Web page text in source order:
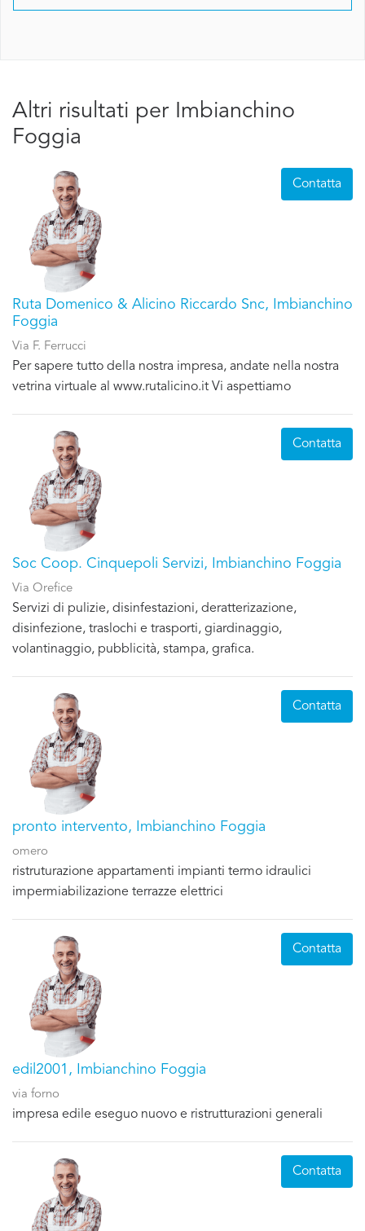
Altri risultati per Imbianchino
Foggia
Ruta Domenico & Alicino Riccardo Snc, Imbianchino
Foggia
Via F. Ferrucci
Per sapere tutto della nostra impresa, andate nella nostra
vetrina virtuale al www.rutalicino.it Vi aspettiamo
Contatta
Soc Coop. Cinquepoli Servizi, Imbianchino Foggia
Via Orefice
Servizi di pulizie, disinfestazioni, deratterizazione,
disinfezione, traslochi e trasporti, giardinaggio,
volantinaggio, pubblicità, stampa, grafica.
Contatta
pronto intervento, Imbianchino Foggia
omero
ristruturazione appartamenti impianti termo idraulici
impermiabilizazione terrazze elettrici
Contatta
edil2001, Imbianchino Foggia
via forno
impresa edile eseguo nuovo e ristrutturazioni generali
Contatta
Contatta